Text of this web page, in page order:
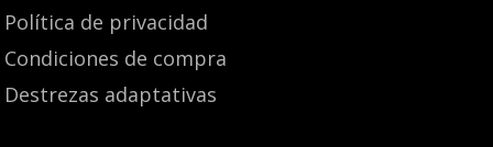
Política de privacidad
Condiciones de compra
Destrezas adaptativas